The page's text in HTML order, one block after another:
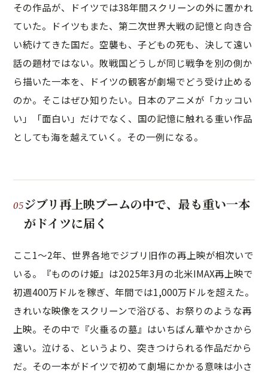
その作品が、ドイツでは38年間スクリーンの外に置かれ
ていた。ドイツもまた、第二次世界大戦の記憶と向き合
い続けてきた国だ。空襲も、子どもの死も、決して遠い
話の題材ではない。敗戦国どうしが同じ戦争を別の側か
ら描いた一本を、ドイツの観客が劇場でどう受け止める
のか。そこはぜひ知りたい。日本のアニメが「カッコい
い」「面白い」だけでなく、国の記憶に触れる重い作品
としても海を越えていく。その一例になる。
ジブリ再上映ブームの中で、最も重い一本
がドイツに届く
ここ1〜2年、世界各地でジブリ旧作の再上映が相次いで
いる。『もののけ姫』は2025年3月の北米IMAX再上映で
初週400万ドルを稼ぎ、年間では1,000万ドルを超えた。
きれいな映像をスクリーンで浴びる、お祭りのような再
上映。その中で『火垂るの墓』はいちばん華やかさから
遠い。泣ける、というより、突きつけられる作品だから
だ。その一本がドイツで初めて劇場にかかる意味は小さ